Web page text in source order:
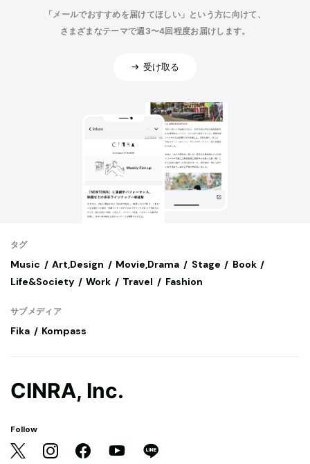
「メールでおすすめを届けてほしい」という方に向けて、
さまざまなテーマで週3〜4回程度お届けします。
受け取る
タグ
Music Art,Design Movie,Drama Stage
Book
Life&Society
Work Travel Fashion
サブメディア
Fika Kompass
CINRA, Inc.
Follow